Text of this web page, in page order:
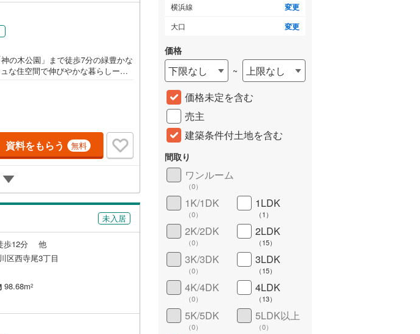
の木公園」まで徒歩7分の緑豊かな
な住空間で伸びやかな暮らしーー
動産 物件ご成約キャンペーン」の
約をする」ボタンからお問い合わ
インしてください。※PayPayボー
期限は付与日から60日です。ーー
ーーーー紹介金融機関/都市銀行利
年8月時点 のものであり、実際の
利情勢により表記の返済額と異な
資料をもらう 無料
未入居
歩12分 他
区西寺尾3丁目
98.68m2
横浜線 変更
大口 変更
価格
下限なし ~
上限なし
価格未定を含む
売主
建築条件付土地を含む
間取り
ワンルーム
（0）
1K/1DK
（0）
1LDK
（1 ）
2K/2DK
（0）
2LDK
（15）
3K/3DK
（0）
3LDK
（15）
4K/4DK
（0）
4LDK
（13）
5K/5DK
（0）
5LDK以上
（0）
上信電鉄上信線
父鉄道 埼玉新都市交通伊奈線
くばエクスプレス(777) 京成成田高速鉄道アクセス線
京成押上線 (102) 京成千葉線(178)
京成松戸線(831)
芝山鉄道(7
東武亀戸線( 90 ) 東武桐生線
東武日光線 (
)
武宇都宮線(232) 東武野田線
野岩鉄道会津鬼怒川線(
)
西武有楽町線(
武国分寺線(373 西武多摩湖線(
武拝島線 西武狭山線(137
京王高尾線
小田急小田原線
重説可 （19
詳しく見る